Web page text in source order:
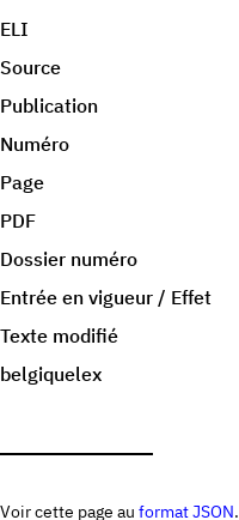
ELI
Source
Publication
Numéro
Page
PDF
Dossier numéro
Entrée en vigueur / Effet
Texte modifié
belgiquelex
Voir cette page au format JSON.